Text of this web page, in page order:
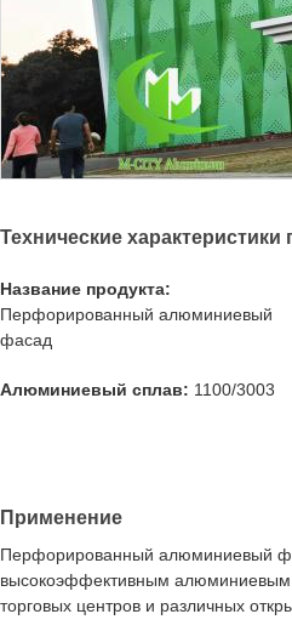
Технические характеристики
Название продукта:
Перфорированный алюминиевый
фасад
Алюминиевый сплав: 1100/3003
Применение
Перфорированный алюминиевый
высокоэффективным алюминиевым
торговых центров и различных